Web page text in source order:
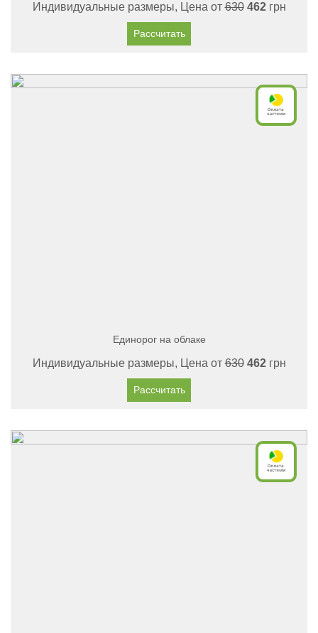
Индивидуальные размеры, Цена от630 462грн
Рассчитать
Единорог на облаке
Индивидуальные размеры, Цена от630 462грн
Рассчитать